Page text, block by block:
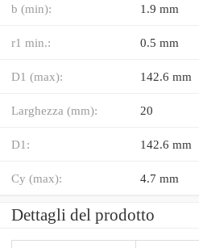
b (min): 1.9 mm
r1 min.: 0.5 mm
D1 (max): 142.6 mm
Larghezza (mm): 20
D1: 142.6 mm
Cy (max): 4.7 mm
Dettagli del prodotto